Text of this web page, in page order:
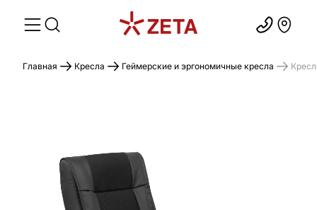
Главная Кресла Геймерские и эргономичные кресла